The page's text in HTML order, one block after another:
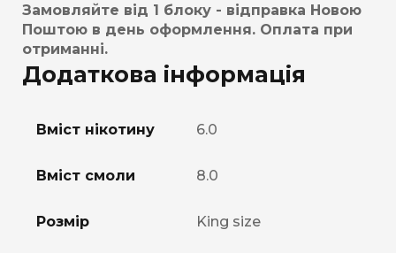
Замовляйте від 1 блоку - відправка Новою
Поштою в день оформлення. Оплата при
отриманні.
Додаткова інформація
Вміст нікотину 6.0
Вміст смоли 8.0
Розмір King size